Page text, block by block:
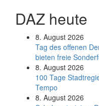
DAZ heute
8. August 2026
Tag des offenen
bieten freie
8. August 2026
100 Tage
Tempo
8. August 2026